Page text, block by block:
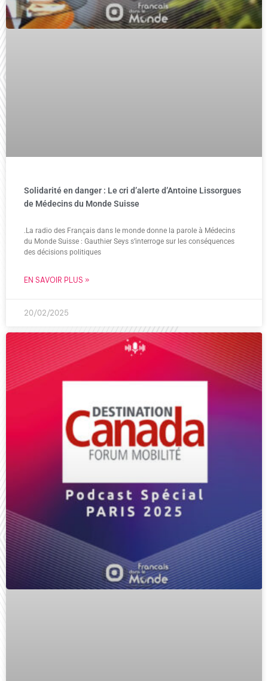
Solidarité en danger : Le cri d’alerte d’Antoine Lissorgues
de Médecins du Monde Suisse
.La radio des Français dans le monde donne la parole à Médecins
du Monde Suisse : Gauthier Seys s’interroge sur les conséquences
des décisions politiques
EN SAVOIR PLUS »
20/02/2025